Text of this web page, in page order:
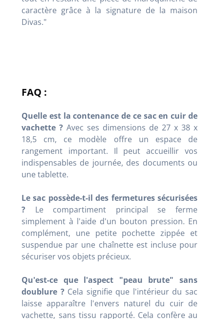
caractère grâce à la signature de la maison
Divas."
FAQ :
Quelle est la contenance de ce sac en cuir de
vachette ? Avec ses dimensions de 27 x 38 x
18,5 cm, ce modèle offre un espace de
rangement important. Il peut accueillir vos
indispensables de journée, des documents ou
une tablette.
Le sac possède-t-il des fermetures sécurisées
? Le compartiment principal se ferme
simplement à l'aide d'un bouton pression. En
complément, une petite pochette zippée et
suspendue par une chaînette est incluse pour
sécuriser vos objets précieux.
Qu'est-ce que l'aspect "peau brute" sans
doublure ?Cela signifie que l'intérieur du sac
laisse apparaître l'envers naturel du cuir de
vachette, sans tissu rapporté. Cela confère au